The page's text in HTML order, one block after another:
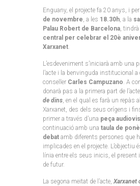
Enguany, el projecte fa 20 anys, i
de novembre, a les 18.30h, a la
Palau Robert de Barcelona, tindrà
central per celebrar el 20è
Xarxanet.
L’esdeveniment s’iniciarà amb una
l’acte i la benvinguda institucional a
conseller Carles Campuzano. A
donarà pas a la primera part de
de dins, en el qual es farà un repàs
Xarxanet, des dels seus orígens i
primer a través d’una peça
continuació amb una taula de
debat amb diferents persones que
implicades en el projecte. L’objectiu
línia entre els seus inicis, el present
de futur.
La segona meitat de l’acte, Xarxanet